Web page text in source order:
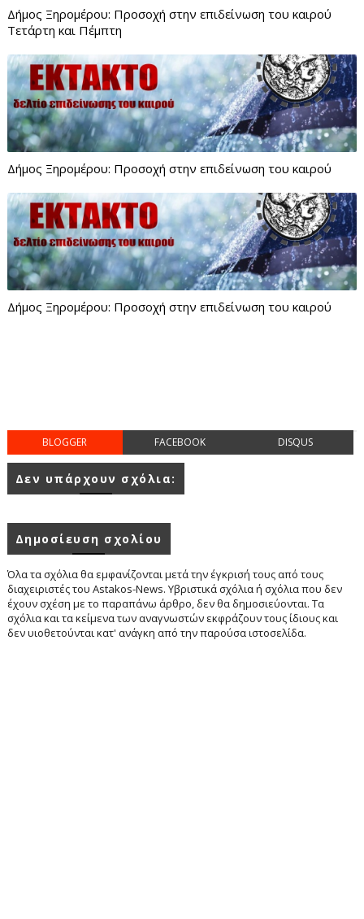
Δήμος Ξηρομέρου: Προσοχή στην επιδείνωση του καιρού
Τετάρτη και Πέμπτη
Δήμος Ξηρομέρου: Προσοχή στην επιδείνωση του καιρού
Δήμος Ξηρομέρου: Προσοχή στην επιδείνωση του καιρού
BLOGGER FACEBOOK DISQUS
Δεν υπάρχουν σχόλια:
Δημοσίευση σχολίου
Όλα τα σχόλια θα εμφανίζονται μετά την έγκρισή τους από τους
διαχειριστές του Astakos-News. Υβριστικά σχόλια ή σχόλια που δεν
έχουν σχέση με το παραπάνω άρθρο, δεν θα δημοσιεύονται. Τα
σχόλια και τα κείμενα των αναγνωστών εκφράζουν τους ίδιους και
δεν υιοθετούνται κατ' ανάγκη από την παρούσα ιστοσελίδα.